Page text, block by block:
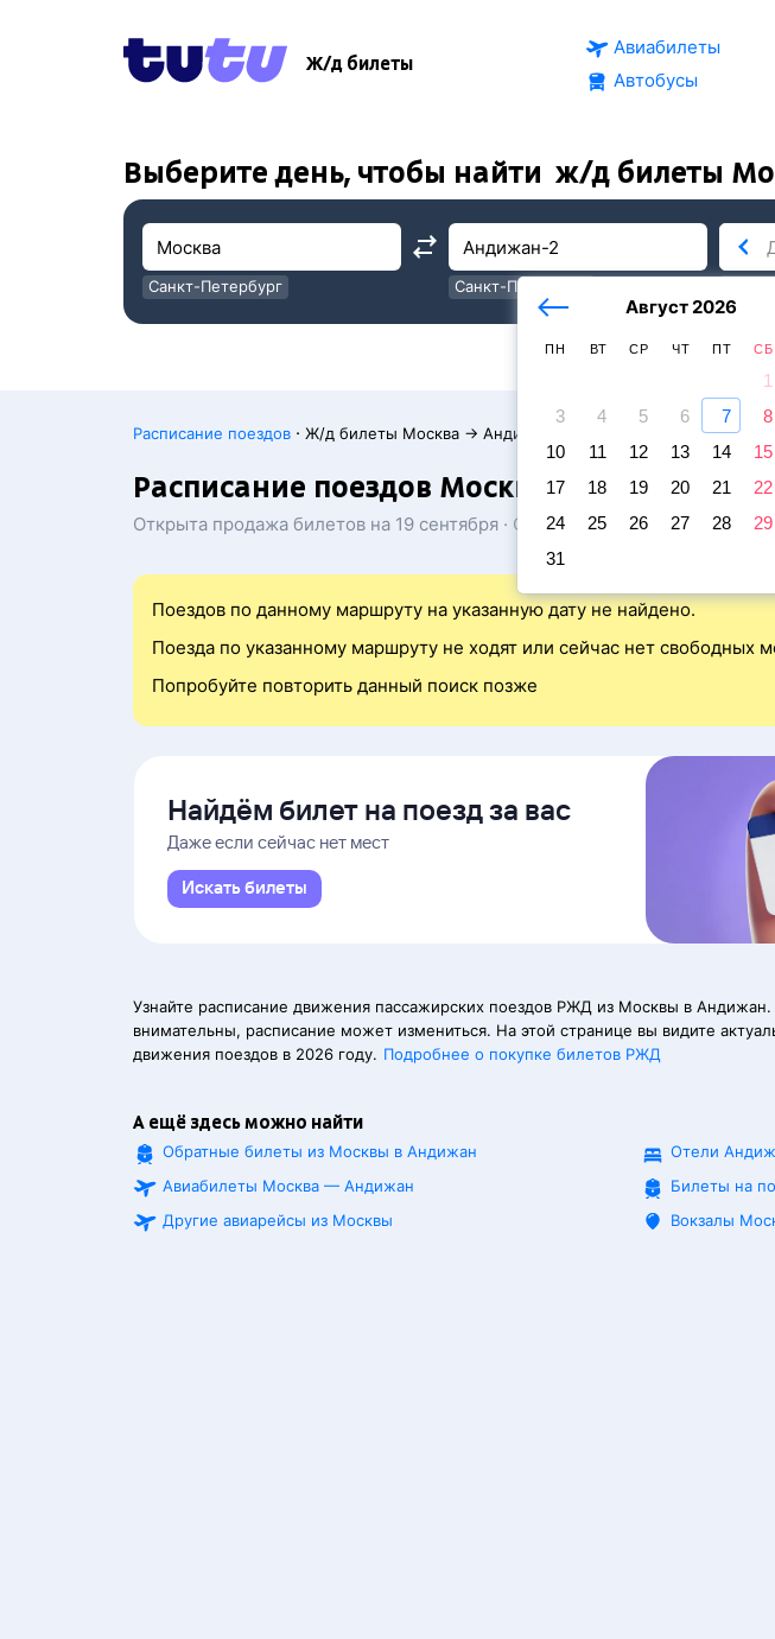
Ж/д билеты
Авиабилеты
Автобусы
Выберите день, чтобы найти ж/д билеты
Санкт-Петербург
Санкт-Петербург
Август 2026
ПН ВТ СР ЧТ ПТ СБ
1
3
4 5 6 7 8
10
11 12 13 14 15
17
18 19 20 21 22
24
25 26 27 28 29
31
Расписание поездов · Ж/д билеты Москва → Андижан
Расписание поездов Москва — Андижан-2
Открыта продажа билетов на 19 сентября · Отправление и прибытие по
Поездов по данному маршруту на указанную дату не найдено.
Поезда по указанному маршруту не ходят или сейчас нет свободных
Попробуйте повторить данный поиск позже
Найдём билет на поезд за вас
Даже если сейчас нет мест
Искать билеты
Узнайте расписание движения пассажирских поездов РЖД из Москвы в Андижан.
внимательны, расписание может измениться. На этой странице вы видите
движения поездов в 2026 году. Подробнее о покупке билетов РЖД
А ещё здесь можно найти
Обратные билеты из Москвы в Андижан
Авиабилеты Москва — Андижан
Другие авиарейсы из Москвы
Отели
Билеты на
Вокзалы